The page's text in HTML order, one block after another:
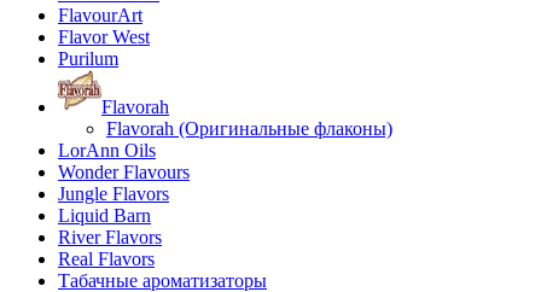
FlavourArt
Flavor West
Purilum
Flavorah
Flavorah (Оригинальные флаконы)
LorAnn Oils
Wonder Flavours
Jungle Flavors
Liquid Barn
River Flavors
Real Flavors
Табачные ароматизаторы